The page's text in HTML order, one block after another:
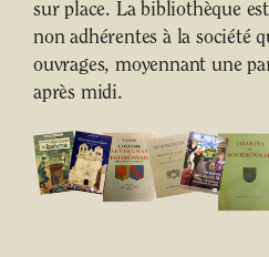
sur place. La bibliothèque
non adhérentes à la société
ouvrages, moyennant une
après midi.